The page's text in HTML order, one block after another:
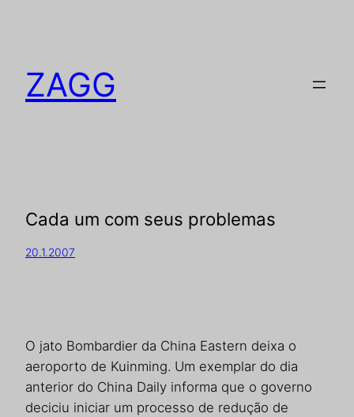
ZAGG
Cada um com seus problemas
20.1.2007
O jato Bombardier da China Eastern deixa o
aeroporto de Kuinming. Um exemplar do dia
anterior do China Daily informa que o governo
deciciu iniciar um processo de redução de